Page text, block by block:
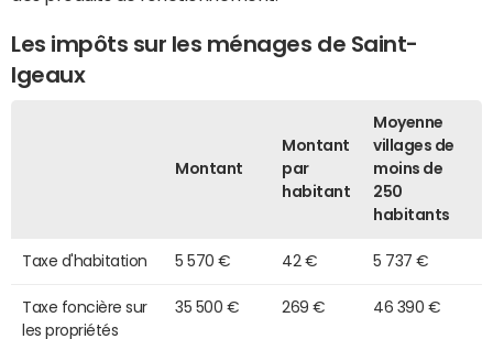
Les impôts sur les ménages de Saint-
Igeaux
Montant
Montant
par
habitant
Moyenne
villages de
moins de
250
habitants
Taxe d'habitation 5 570 € 42 € 5 737 €
Taxe foncière sur
les propriétés
35 500 € 269 € 46 390 €